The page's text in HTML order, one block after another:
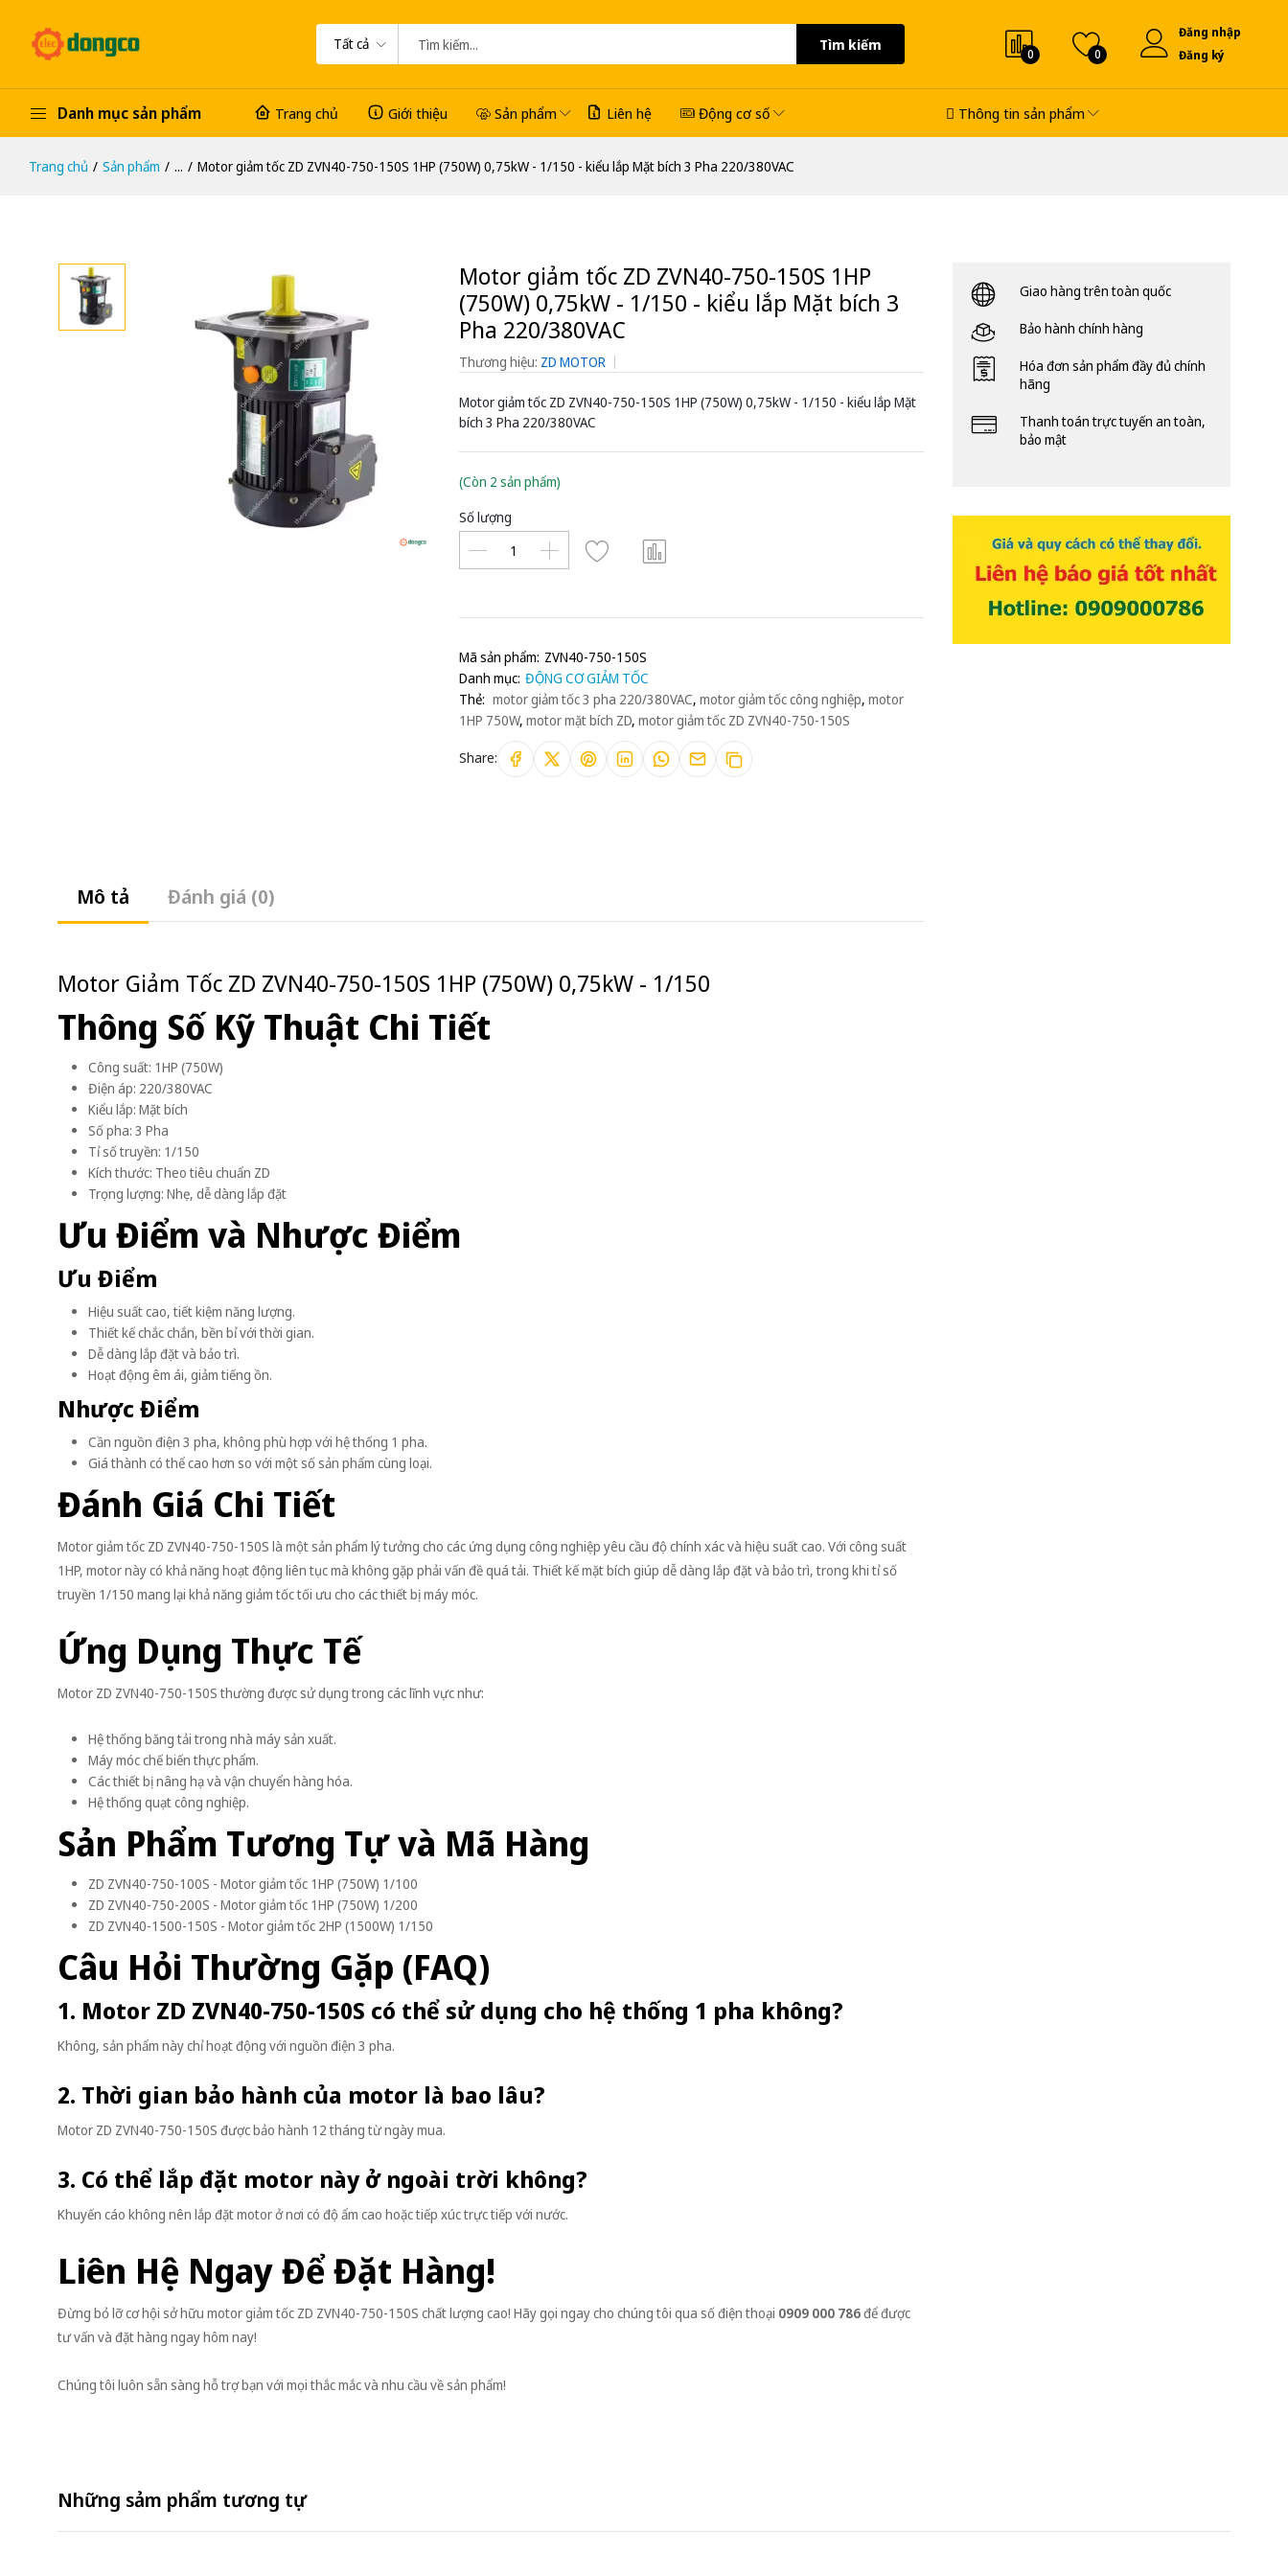
Tất cả Tìm kiếm
0 0
Đăng nhập
Đăng ký
Danh mục sản phẩm Trang chủ Giới thiệu Sản phẩm Liên hệ Động cơ số Thông tin sản phẩm
Trang chủ Sản phẩm ... Motor giảm tốc ZD ZVN40-750-150S 1HP (750W) 0,75kW - 1/150 - kiểu lắp Mặt bích 3 Pha 220/380VAC
Motor giảm tốc ZD ZVN40-750-150S 1HP
(750W) 0,75kW - 1/150 - kiểu lắp Mặt bích 3
Pha 220/380VAC
Thương hiệu: ZD MOTOR
Motor giảm tốc ZD ZVN40-750-150S 1HP (750W) 0,75kW - 1/150 - kiểu lắp Mặt
bích 3 Pha 220/380VAC
(Còn 2 sản phẩm)
Số lượng
Mã sản phẩm: ZVN40-750-150S
Danh mục: ĐỘNG CƠ GIẢM TỐC
Thẻ: motor giảm tốc 3 pha 220/380VAC, motor giảm tốc công nghiệp, motor
1HP 750W, motor mặt bích ZD, motor giảm tốc ZD ZVN40-750-150S
Share:
Mô tả Đánh giá (0)
Motor Giảm Tốc ZD ZVN40-750-150S 1HP (750W) 0,75kW - 1/150
Thông Số Kỹ Thuật Chi Tiết
Công suất: 1HP (750W)
Điện áp: 220/380VAC
Kiểu lắp: Mặt bích
Số pha: 3 Pha
Tỉ số truyền: 1/150
Kích thước: Theo tiêu chuẩn ZD
Trọng lượng: Nhẹ, dễ dàng lắp đặt
Ưu Điểm và Nhược Điểm
Ưu Điểm
Hiệu suất cao, tiết kiệm năng lượng.
Thiết kế chắc chắn, bền bỉ với thời gian.
Dễ dàng lắp đặt và bảo trì.
Hoạt động êm ái, giảm tiếng ồn.
Nhược Điểm
Cần nguồn điện 3 pha, không phù hợp với hệ thống 1 pha.
Giá thành có thể cao hơn so với một số sản phẩm cùng loại.
Đánh Giá Chi Tiết
Motor giảm tốc ZD ZVN40-750-150S là một sản phẩm lý tưởng cho các ứng dụng công nghiệp yêu cầu độ chính xác và hiệu suất cao. Với công suất
1HP, motor này có khả năng hoạt động liên tục mà không gặp phải vấn đề quá tải. Thiết kế mặt bích giúp dễ dàng lắp đặt và bảo trì, trong khi tỉ số
truyền 1/150 mang lại khả năng giảm tốc tối ưu cho các thiết bị máy móc.
Ứng Dụng Thực Tế
Motor ZD ZVN40-750-150S thường được sử dụng trong các lĩnh vực như:
Hệ thống băng tải trong nhà máy sản xuất.
Máy móc chế biến thực phẩm.
Các thiết bị nâng hạ và vận chuyển hàng hóa.
Hệ thống quạt công nghiệp.
Sản Phẩm Tương Tự và Mã Hàng
ZD ZVN40-750-100S - Motor giảm tốc 1HP (750W) 1/100
ZD ZVN40-750-200S - Motor giảm tốc 1HP (750W) 1/200
ZD ZVN40-1500-150S - Motor giảm tốc 2HP (1500W) 1/150
Câu Hỏi Thường Gặp (FAQ)
1. Motor ZD ZVN40-750-150S có thể sử dụng cho hệ thống 1 pha không?
Không, sản phẩm này chỉ hoạt động với nguồn điện 3 pha.
2. Thời gian bảo hành của motor là bao lâu?
Motor ZD ZVN40-750-150S được bảo hành 12 tháng từ ngày mua.
3. Có thể lắp đặt motor này ở ngoài trời không?
Khuyến cáo không nên lắp đặt motor ở nơi có độ ẩm cao hoặc tiếp xúc trực tiếp với nước.
Liên Hệ Ngay Để Đặt Hàng!
Đừng bỏ lỡ cơ hội sở hữu motor giảm tốc ZD ZVN40-750-150S chất lượng cao! Hãy gọi ngay cho chúng tôi qua số điện thoại 0909 000 786để được
tư vấn và đặt hàng ngay hôm nay!
Chúng tôi luôn sẵn sàng hỗ trợ bạn với mọi thắc mắc và nhu cầu về sản phẩm!
Giao hàng trên toàn quốc
Bảo hành chính hàng
Hóa đơn sản phẩm đầy đủ chính
hãng
Thanh toán trực tuyến an toàn,
bảo mật
Những sảm phẩm tương tự